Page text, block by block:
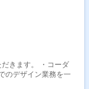
きます。 ・コーダ
のデザイン業務を一